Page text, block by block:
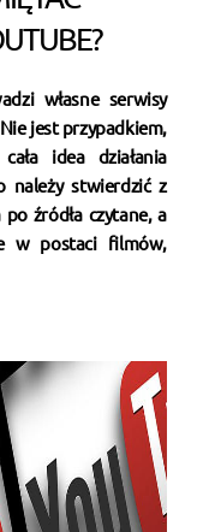
własne serwisy
jest przypadkiem,
idea działania
należy stwierdzić z
źródła czytane, a
w postaci filmów,